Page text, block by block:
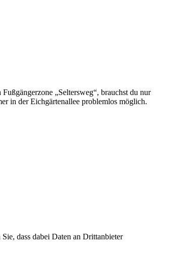
„Seltersweg“, brauchst du nur
in der Eichgärtenallee problemlos möglich.
dass dabei Daten an Drittanbieter